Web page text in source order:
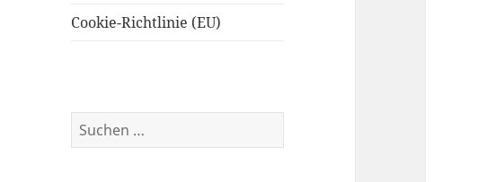
Cookie-Richtlinie (EU)
Suchen
nach: